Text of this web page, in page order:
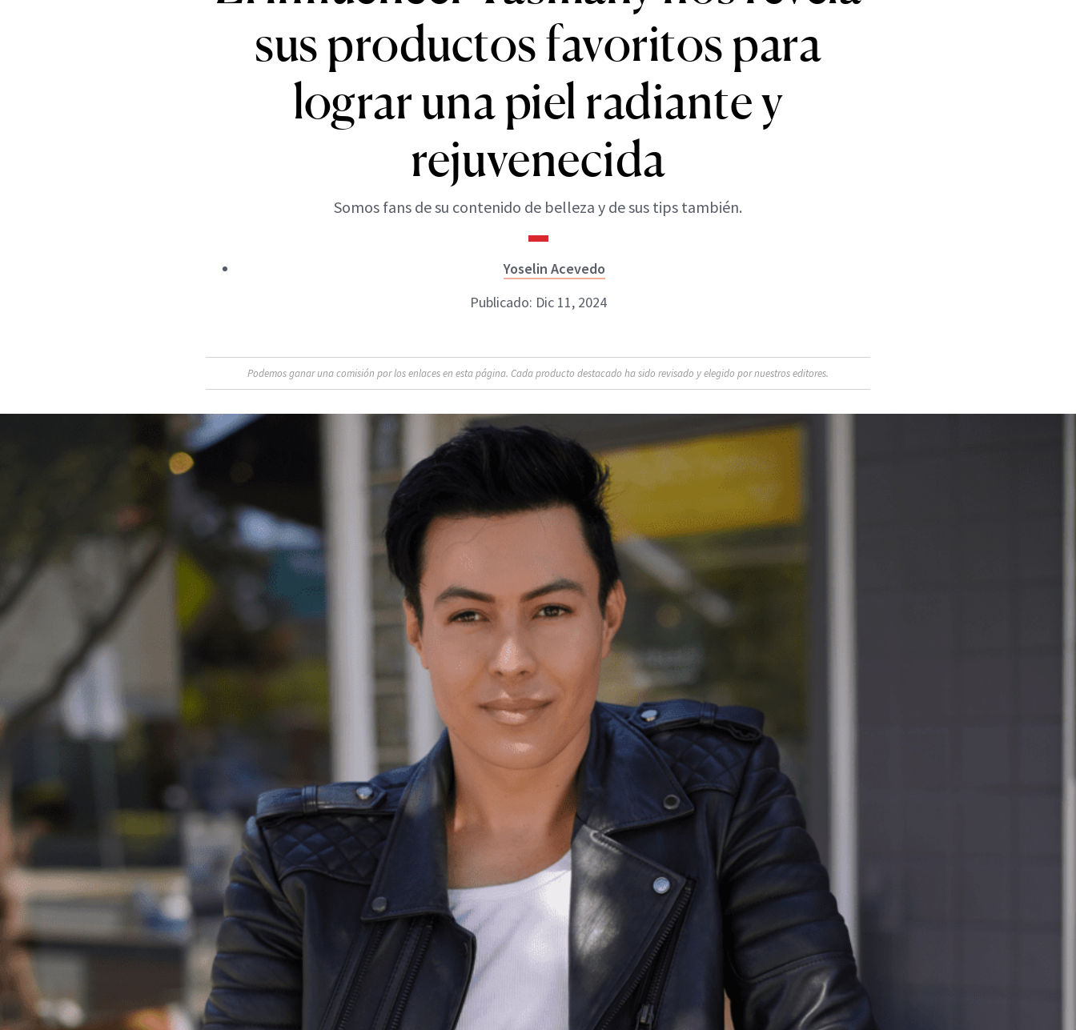
sus productos favoritos para
lograr una piel radiante y
rejuvenecida
Somos fans de su contenido de belleza y de sus tips también.
Yoselin Acevedo
Publicado: Dic 11, 2024
Podemos ganar una comisión por los enlaces en esta página. Cada producto destacado ha sido revisado y elegido por nuestros editores.